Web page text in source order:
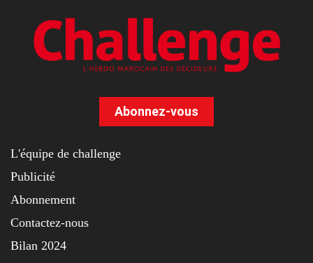
Abonnez-vous
L'équipe de challenge
Publicité
Abonnement
Contactez-nous
Bilan 2024